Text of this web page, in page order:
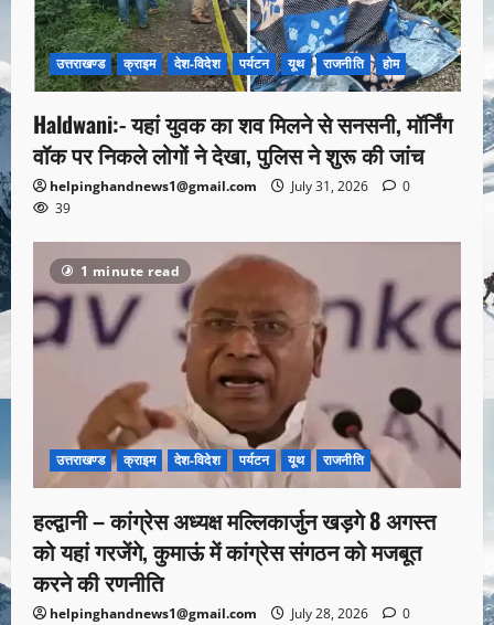
उत्तराखण्ड क्राइम देश-विदेश पर्यटन यूथ राजनीति होम
Haldwani:- यहां युवक का शव मिलने से सनसनी, मॉर्निंग
वॉक पर निकले लोगों ने देखा, पुलिस ने शुरू की जांच
helpinghandnews1@gmail.com July 31, 2026
0
39
1 minute read
उत्तराखण्ड क्राइम देश-विदेश पर्यटन यूथ राजनीति
हल्द्वानी – कांग्रेस अध्यक्ष मल्लिकार्जुन खड़गे 8 अगस्त
को यहां गरजेंगे, कुमाऊं में कांग्रेस संगठन को मजबूत
करने की रणनीति
helpinghandnews1@gmail.com July 28, 2026
0